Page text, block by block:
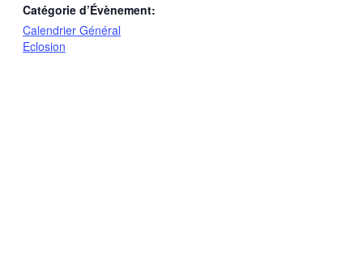
Catégorie d’Évènement:
Calendrier Général
Eclosion